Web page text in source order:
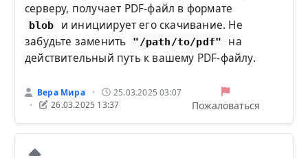
серверу, получает PDF-файл в формате
blob
и инициирует его скачивание. Не
забудьте заменить
"/path/to/pdf"
на
действительный путь к вашему PDF-файлу.
Вера Мира • 25.03.2025 03:07
• 26.03.2025 13:37 Пожаловаться